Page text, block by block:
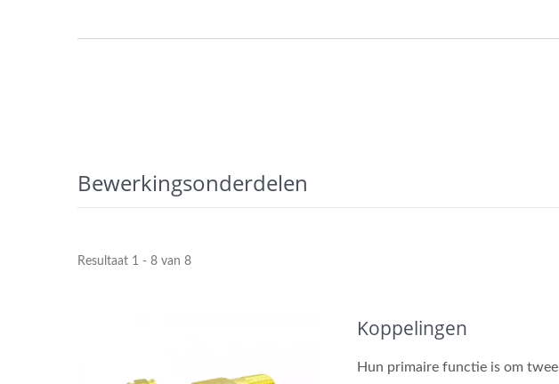
Bewerkingsonderdelen
Resultaat 1 - 8 van 8
Koppelingen
Hun primaire functie is om